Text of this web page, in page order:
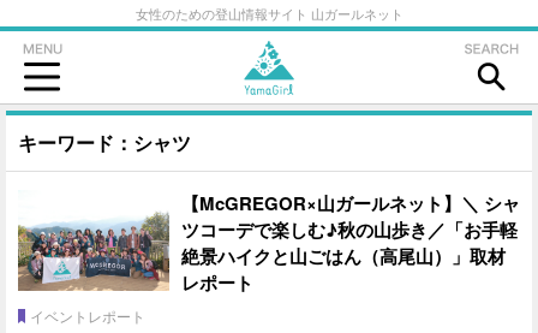
女性のための登山情報サイト 山ガールネット
キーワード：シャツ
【McGREGOR×山ガールネット】＼ シャ
ツコーデで楽しむ♪秋の山歩き／「お手軽
絶景ハイクと山ごはん（高尾山）」取材
レポート
イベントレポート